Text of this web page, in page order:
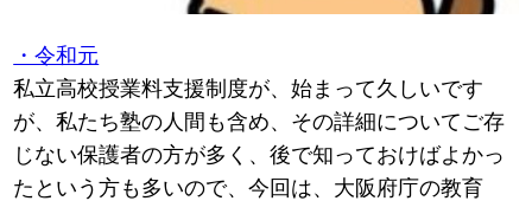
・令和元
私立高校授業料支援制度が、始まって久しいです
が、私たち塾の人間も含め、その詳細についてご存
じない保護者の方が多く、後で知っておけばよかっ
たという方も多いので、今回は、大阪府庁の教育